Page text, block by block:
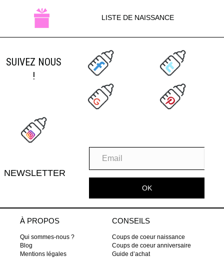
LISTE DE NAISSANCE
SUIVEZ NOUS
!
NEWSLETTER
OK
À PROPOS
Qui sommes-nous ?
Blog
Mentions légales
CONSEILS
Coups de coeur naissance
Coups de coeur anniversaire
Guide d’achat